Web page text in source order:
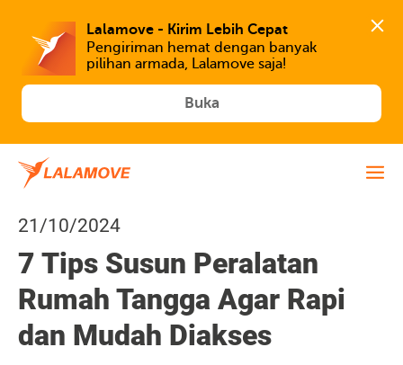
Lalamove - Kirim Lebih Cepat
Pengiriman hemat dengan banyak
Buka
21/10/2024
7 Tips Susun Peralatan
Rumah Tangga Agar Rapi
dan Mudah Diakses